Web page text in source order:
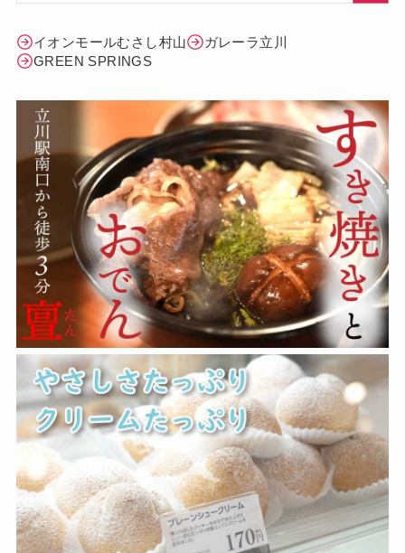
イオンモールむさし村山
ガレーラ立川
GREEN SPRINGS